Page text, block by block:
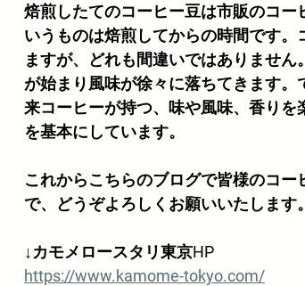
焙煎したてのコーヒー豆は市販のコ
いうものは焙煎してからの時間です
ますが、どれも間違いではありませ
が始まり風味が徐々に落ちてきます
来コーヒーが持つ、味や風味、香り
を基本にしています。
これからこちらのブログで皆様のコ
で、どうぞよろしくお願いいたします。
↓カモメロースタリ東京HP
https://www.kamome-tokyo.com/